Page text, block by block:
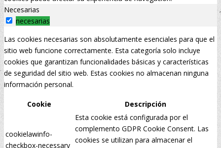
Necesarias
necesarias
Las cookies necesarias son absolutamente esenciales para que el
sitio web funcione correctamente. Esta categoría solo incluye
cookies que garantizan funcionalidades básicas y características
de seguridad del sitio web. Estas cookies no almacenan ninguna
información personal.
Cookie Descripción
cookielawinfo-
checkbox-necessary
Esta cookie está configurada por el
complemento GDPR Cookie Consent. Las
cookies se utilizan para almacenar el